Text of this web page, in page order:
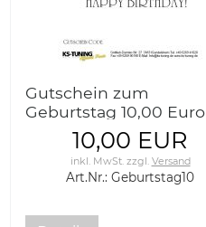
Gutschein zum
Geburtstag 10,00 Euro
10,00 EUR
inkl. MwSt.zzgl. Versand
Art.Nr.: Geburtstag10